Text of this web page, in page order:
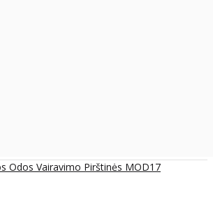
Odos Vairavimo Pirštinės MOD17